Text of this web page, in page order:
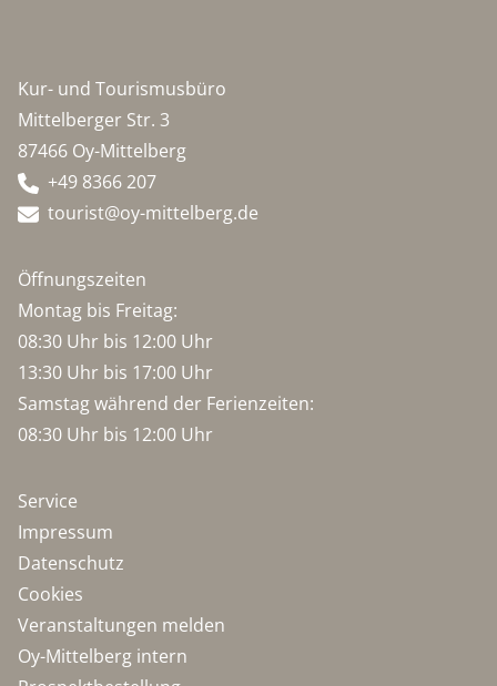
Kur- und Tourismusbüro
Mittelberger Str. 3
87466 Oy-Mittelberg
+49 8366 207
tourist@oy-mittelberg.de
Öffnungszeiten
Montag bis Freitag:
08:30 Uhr bis 12:00 Uhr
13:30 Uhr bis 17:00 Uhr
Samstag während der Ferienzeiten:
08:30 Uhr bis 12:00 Uhr
Service
Impressum
Datenschutz
Cookies
Veranstaltungen melden
Oy-Mittelberg intern